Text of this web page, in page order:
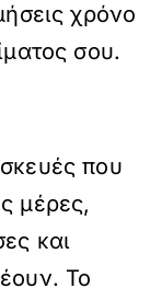
χρόνο
σου.
που
μέρες,
και
Το